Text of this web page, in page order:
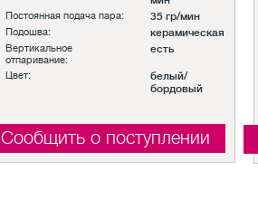
Постоянная подача пара: 35 гр/мин
Подошва: керамическая
Вертикальное
отпаривание:
есть
Цвет:
белый/
бордовый
Сообщить о поступлении